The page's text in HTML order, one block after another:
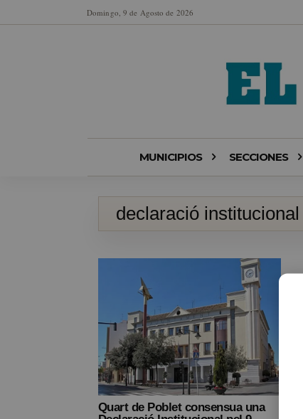
Domingo, 9 de Agosto de 2026
MUNICIPIOS SECCIONES
declaració institucional
Quart de Poblet consensua una